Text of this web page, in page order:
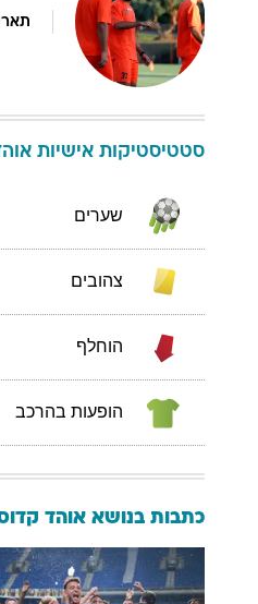
סטטיסטיקות אישיות
שערים
צהובים
הוחלף
הופעות בהרכב
כתבות בנושא אוהד